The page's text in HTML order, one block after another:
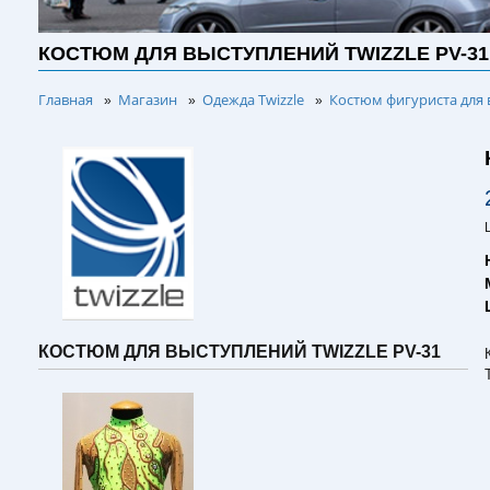
КОСТЮМ ДЛЯ ВЫСТУПЛЕНИЙ TWIZZLE PV-31
Главная » Магазин » Одежда Twizzle » Костюм фигуриста для
КОСТЮМ ДЛЯ ВЫСТУПЛЕНИЙ TWIZZLE PV-31